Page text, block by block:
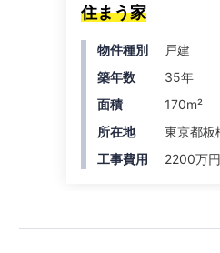
住まう家
物件種別
戸建
築年数
35年
面積
170m²
所在地
東京都板
工事費用
2200万円